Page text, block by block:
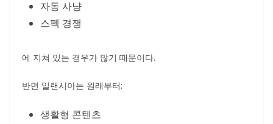
자동 사냥
스펙 경쟁
에 지쳐 있는 경우가 많기 때문이다.
반면 일랜시아는 원래부터:
생활형 콘텐츠